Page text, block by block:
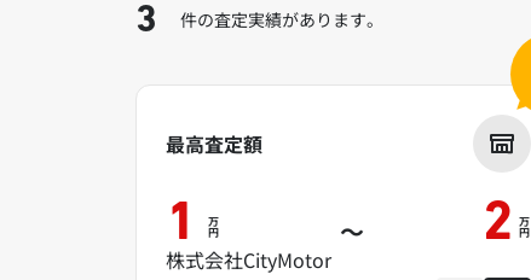
3 件の査定実績があります。
最高査定額
1 万
円 ～ 2 万
円
株式会社CityMotor